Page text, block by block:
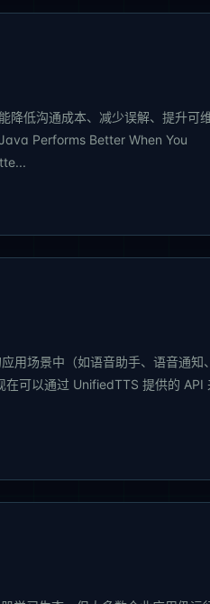
低沟通成本、减少误解、提升可
Performs Better When You
用场景中（如语音助手、语音通知
可以通过 UnifiedTTS 提供的 API